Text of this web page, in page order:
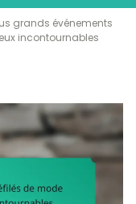
grands événements
incontournables